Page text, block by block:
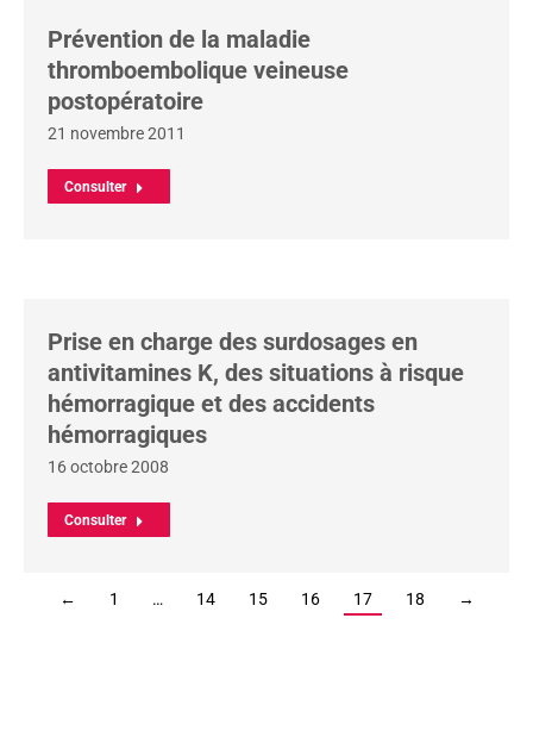
Prévention de la maladie
thromboembolique veineuse
postopératoire
21 novembre 2011
Consulter
Prise en charge des surdosages en
antivitamines K, des situations à risque
hémorragique et des accidents
hémorragiques
16 octobre 2008
Consulter
← 1 … 14 15 16 17 18 →